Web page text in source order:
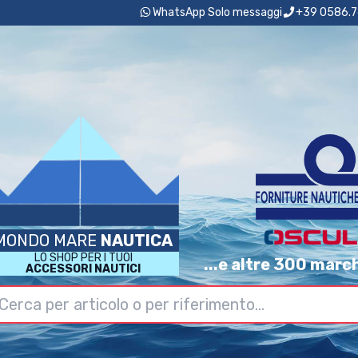
WhatsApp Solo messaggi +39
MARE NAUTICA
LO SHOP PER I TUOI
ACCESSORI NAUTICI
...e altre 300